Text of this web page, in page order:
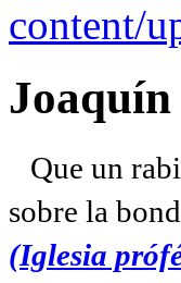
content/
Que un
sobre la
(Iglesia